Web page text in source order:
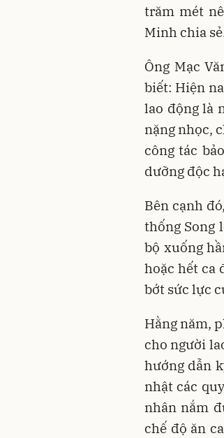
trăm mét
Minh chia
Ông Mạc
biết: Hiện
lao động là
nặng nhọc,
công tác
dưỡng độc
Bên cạnh
thống Song
bộ xuống
hoặc hết ca
bớt sức lực
Hằng năm,
cho người
hướng dẫn
nhật các
nhân nắm
chế độ ăn